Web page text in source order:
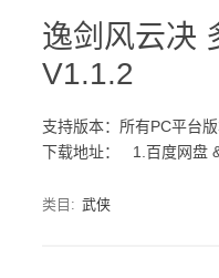
逸剑风云决
V1.1.2
支持版本：所有PC平台
下载地址： 1.百度网盘
类目: 武侠